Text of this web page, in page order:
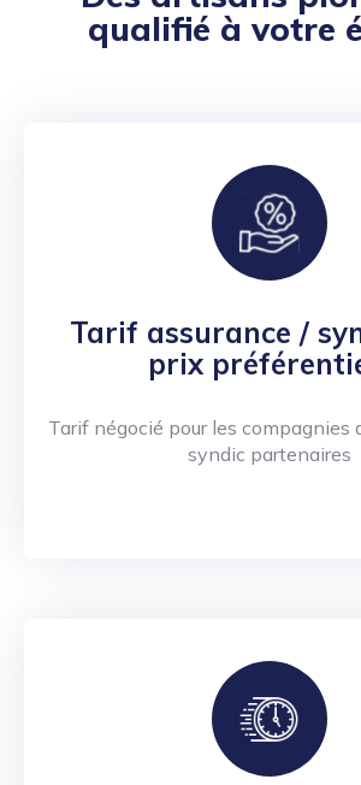
qualifié à votre
Tarif assurance /
prix
Tarif négocié pour les compagnies
syndic partenaires